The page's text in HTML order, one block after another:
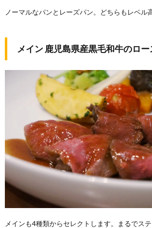
ノーマルなパンとレーズパン。どちらもレベル
メイン 鹿児島県産黒毛和牛のロ
メインも4種類からセレクトします。まるでス